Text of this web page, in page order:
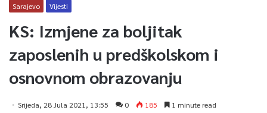
Sarajevo Vijesti
KS: Izmjene za boljitak
zaposlenih u predškolskom i
osnovnom obrazovanju
Srijeda, 28 Jula 2021, 13:55 0 185 1 minute read